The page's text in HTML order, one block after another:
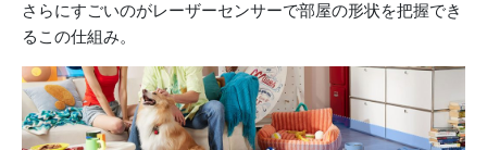
さらにすごいのがレーザーセンサーで部屋の形状を把握でき
るこの仕組み。